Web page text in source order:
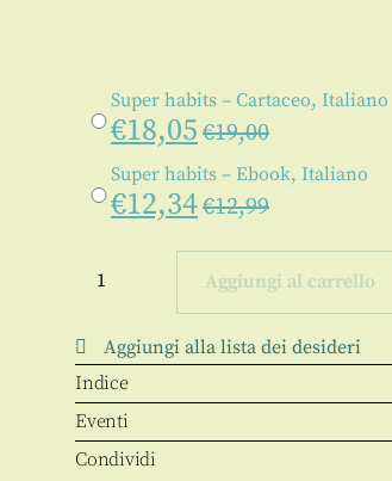
Super habits – Cartaceo, Italiano
€18,05 €19,00
Super habits – Ebook, Italiano
€12,34€12,99
habits
Aggiungi al carrello
Aggiungi alla lista dei desideri
Indice
Eventi
Condividi